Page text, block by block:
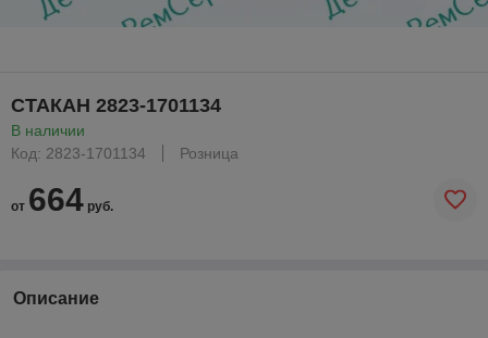
СТАКАН 2823-1701134
В наличии
Код: 2823-1701134
Розница
от 664 руб.
Описание